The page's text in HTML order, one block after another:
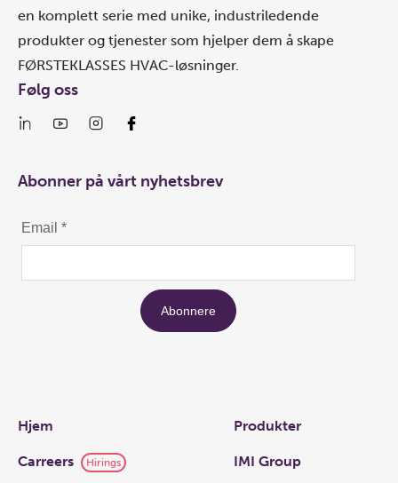
en komplett serie med unike, industriledende
produkter og tjenester som hjelper dem å skape
FØRSTEKLASSES HVAC-løsninger.
Links
Hjem Produkter
Carreers Hirings IMI Group
Følg oss
Abonner på vårt nyhetsbrev